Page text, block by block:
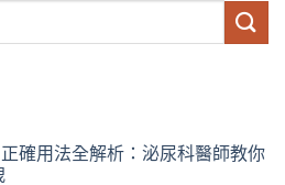
確用法全解析：泌尿科醫師教你